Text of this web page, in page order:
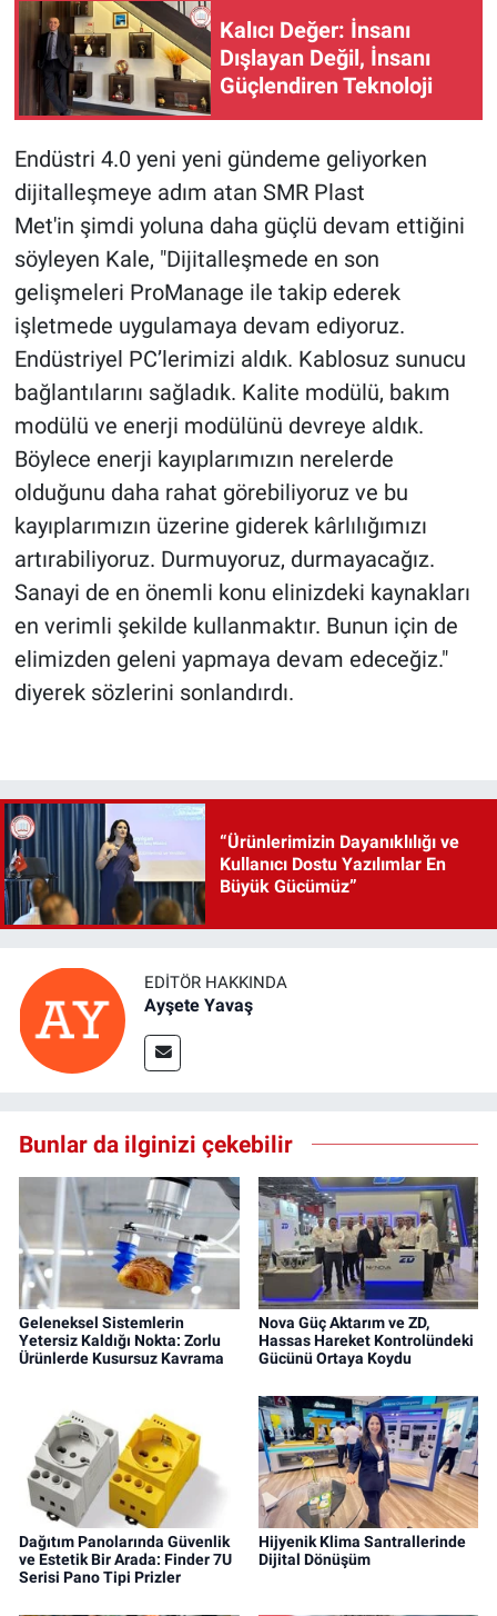
Kalıcı Değer: İnsanı
Dışlayan Değil, İnsanı
Güçlendiren Teknoloji
Endüstri 4.0 yeni yeni gündeme geliyorken
dijitalleşmeye adım atan SMR Plast
Met'in şimdi yoluna daha güçlü devam ettiğini
söyleyen Kale, "Dijitalleşmede en son
gelişmeleri ProManage ile takip ederek
işletmede uygulamaya devam ediyoruz.
Endüstriyel PC’lerimizi aldık. Kablosuz sunucu
bağlantılarını sağladık. Kalite modülü, bakım
modülü ve enerji modülünü devreye aldık.
Böylece enerji kayıplarımızın nerelerde
olduğunu daha rahat görebiliyoruz ve bu
kayıplarımızın üzerine giderek kârlılığımızı
artırabiliyoruz. Durmuyoruz, durmayacağız.
Sanayi de en önemli konu elinizdeki kaynakları
en verimli şekilde kullanmaktır. Bunun için de
elimizden geleni yapmaya devam edeceğiz."
diyerek sözlerini sonlandırdı.
“Ürünlerimizin Dayanıklılığı ve
Kullanıcı Dostu Yazılımlar En
Büyük Gücümüz”
EDITÖR HAKKINDA
Ayşete Yavaş
Bunlar da ilginizi çekebilir
Geleneksel Sistemlerin
Yetersiz Kaldığı Nokta: Zorlu
Ürünlerde Kusursuz Kavrama
Nova Güç Aktarım ve ZD,
Hassas Hareket Kontrolündeki
Gücünü Ortaya Koydu
Dağıtım Panolarında Güvenlik
ve Estetik Bir Arada: Finder 7U
Serisi Pano Tipi Prizler
Hijyenik Klima Santrallerinde
Dijital Dönüşüm